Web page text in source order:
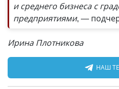
и среднего бизнеса с
предприятиями, —
Ирина Плотникова
НАШ